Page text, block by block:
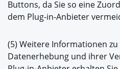
Buttons, da Sie so eine
dem Plug-in-Anbieter
(5) Weitere Informationen
Datenerhebung und ihrer